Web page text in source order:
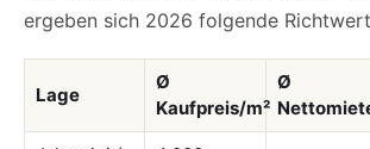
ergeben sich 2026 folgende
Lage
Ø
Kaufpreis/m²
Ø